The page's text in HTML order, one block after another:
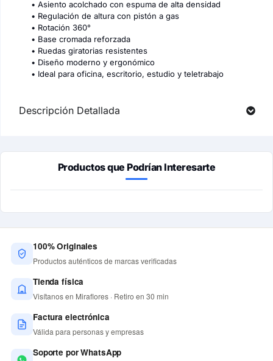
• Asiento acolchado con espuma de alta densidad
• Regulación de altura con pistón a gas
• Rotación 360°
• Base cromada reforzada
• Ruedas giratorias resistentes
• Diseño moderno y ergonómico
• Ideal para oficina, escritorio, estudio y teletrabajo
Descripción Detallada
Productos que Podrían Interesarte
100% Originales
Productos auténticos de marcas verificadas
Tienda física
Visítanos en Miraflores · Retiro en 30 min
Factura electrónica
Válida para personas y empresas
Soporte por WhatsApp